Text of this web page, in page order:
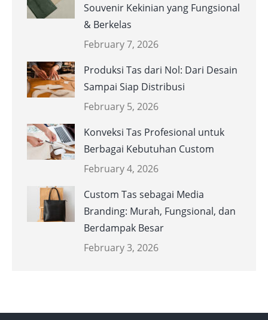
Souvenir Kekinian yang Fungsional
& Berkelas
February 7, 2026
Produksi Tas dari Nol: Dari Desain
Sampai Siap Distribusi
February 5, 2026
Konveksi Tas Profesional untuk
Berbagai Kebutuhan Custom
February 4, 2026
Custom Tas sebagai Media
Branding: Murah, Fungsional, dan
Berdampak Besar
February 3, 2026